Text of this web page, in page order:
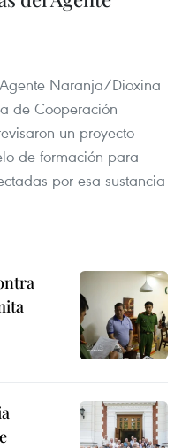
Naranja/Dioxina
de Cooperación
un proyecto
de formación para
por esa sustancia